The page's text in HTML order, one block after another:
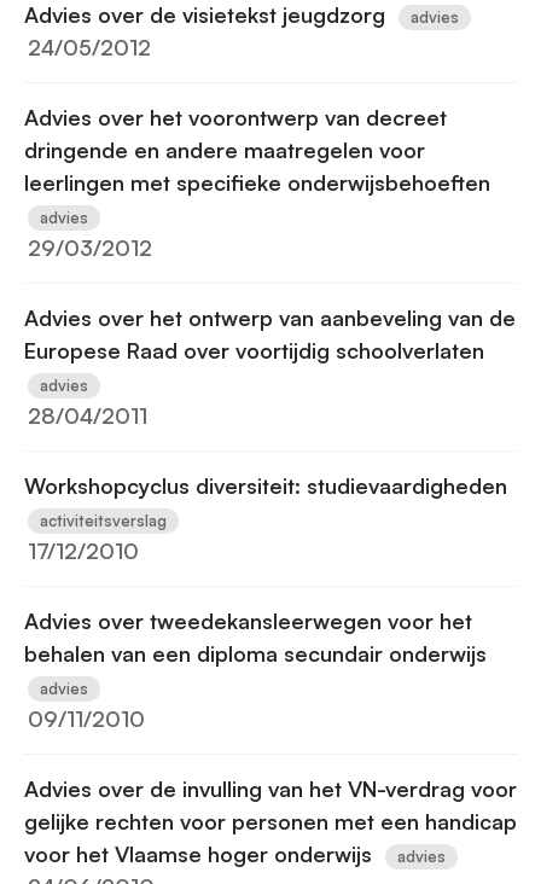
Advies over de visietekst jeugdzorg advies
24/05/2012
Advies over het voorontwerp van decreet
dringende en andere maatregelen voor
leerlingen met specifieke onderwijsbehoeften
advies
29/03/2012
Advies over het ontwerp van aanbeveling van de
Europese Raad over voortijdig schoolverlaten
advies
28/04/2011
Workshopcyclus diversiteit: studievaardigheden
activiteitsverslag
17/12/2010
Advies over tweedekansleerwegen voor het
behalen van een diploma secundair onderwijs
advies
09/11/2010
Advies over de invulling van het VN-verdrag voor
gelijke rechten voor personen met een handicap
voor het Vlaamse hoger onderwijs
advies